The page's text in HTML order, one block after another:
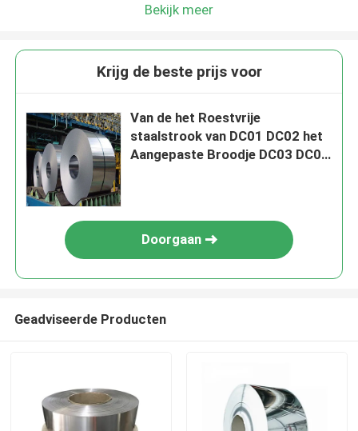
Bekijk meer
Krijg de beste prijs voor
Van de het Roestvrije
staalstrook van DC01 DC02 het
Aangepaste Broodje DC03 DC04
Doorgaan
Geadviseerde Producten